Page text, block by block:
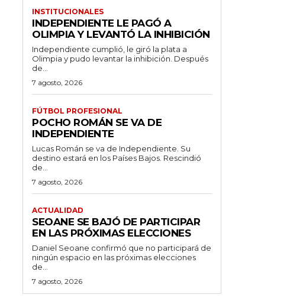
INSTITUCIONALES
INDEPENDIENTE LE PAGÓ A
OLIMPIA Y LEVANTÓ LA INHIBICIÓN
Independiente cumplió, le giró la plata a
Olimpia y pudo levantar la inhibición. Después
de...
7 agosto, 2026
FÚTBOL PROFESIONAL
POCHO ROMÁN SE VA DE
INDEPENDIENTE
Lucas Román se va de Independiente. Su
destino estará en los Países Bajos. Rescindió
de...
7 agosto, 2026
ACTUALIDAD
SEOANE SE BAJÓ DE PARTICIPAR
EN LAS PRÓXIMAS ELECCIONES
Daniel Seoane confirmó que no participará de
ningún espacio en las próximas elecciones
de...
7 agosto, 2026